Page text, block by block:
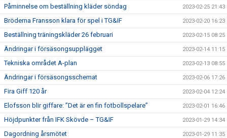
Påminnelse om beställning kläder söndag 2023-02-25 21:43
Bröderna Fransson klara för spel i TG&IF 2023-02-20 16:23
Beställning träningskläder 26 februari 2023-02-15 08:25
Ändringar i försäsongsupplägget 2023-02-14 11:15
Tekniska området A-plan 2023-02-13 08:55
Ändringar i försäsongsschemat 2023-02-06 17:26
Fira Giff 120 år 2023-02-04 12:24
Elofsson blir giffare: ”Det är en fin fotbollspelare” 2023-02-01 16:46
Höjdpunkter från IFK Skövde – TG&IF 2023-01-29 14:34
Dagordning årsmötet 2023-01-29 11:35